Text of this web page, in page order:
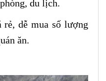
du lịch.
dễ mua số lượng
ăn.